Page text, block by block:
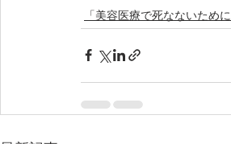
「美容医療で死なないために